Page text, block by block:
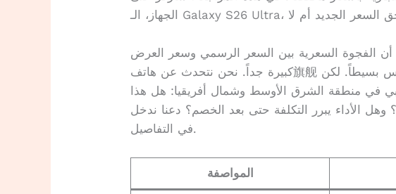
أن الفجوة السعرية بين السعر الرسمي وسعر العرض
كبيرة جداً. نحن نتحدث عن هاتف旗舰 من الفئة العليا، والخصم ليس بسيطاً. لكن
في منطقة الشرق الأوسط وشمال أفريقيا: هل هذا
وهل الأداء يبرر التكلفة حتى بعد الخصم؟ دعنا ندخل
في التفاصيل.
المواصفة